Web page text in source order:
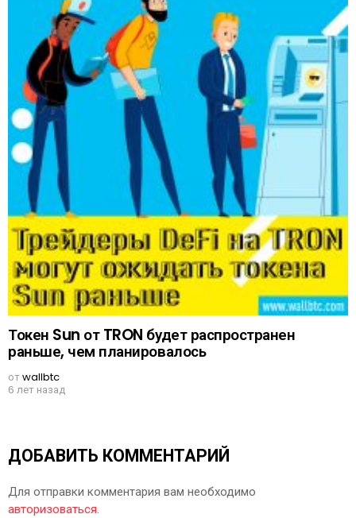
Токен Sun от TRON будет распространен
раньше, чем планировалось
отwallbtc
6 лет назад
ДОБАВИТЬ КОММЕНТАРИЙ
Для отправки комментария вам необходимо
авторизоваться.